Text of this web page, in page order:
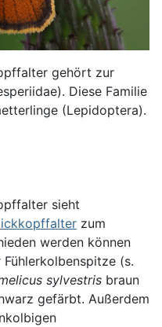
gehört zur
Diese Familie
(Lepidoptera).
sieht
zum
werden können
(s.
sylvestris braun
gefärbt. Außerdem